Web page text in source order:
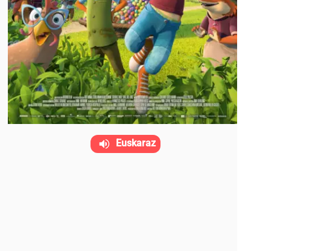
Euskaraz